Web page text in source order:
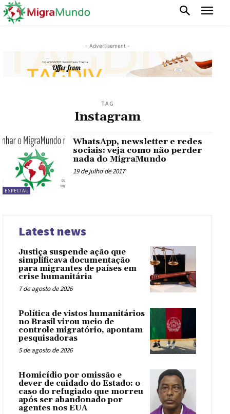
- Advertisement -
TAG
Instagram
ESPECIAL
WhatsApp, newsletter e redes
sociais: veja como não perder
nada do MigraMundo
19 de julho de 2017
Latest news
Justiça suspende ação que
simplificava documentação
para migrantes de países em
crise humanitária
7 de agosto de 2026
Política de vistos humanitários
no Brasil virou meio de
controle migratório, apontam
pesquisadoras
5 de agosto de 2026
Homicídio por omissão e
dever de cuidado do Estado: o
caso do refugiado que morreu
após ser abandonado por
agentes nos EUA